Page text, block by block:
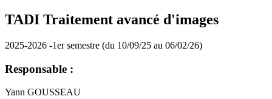
TADI Traitement avancé d'images
2025-2026 -1er semestre (du 10/09/25 au 06/02/26)
Responsable :
Yann GOUSSEAU